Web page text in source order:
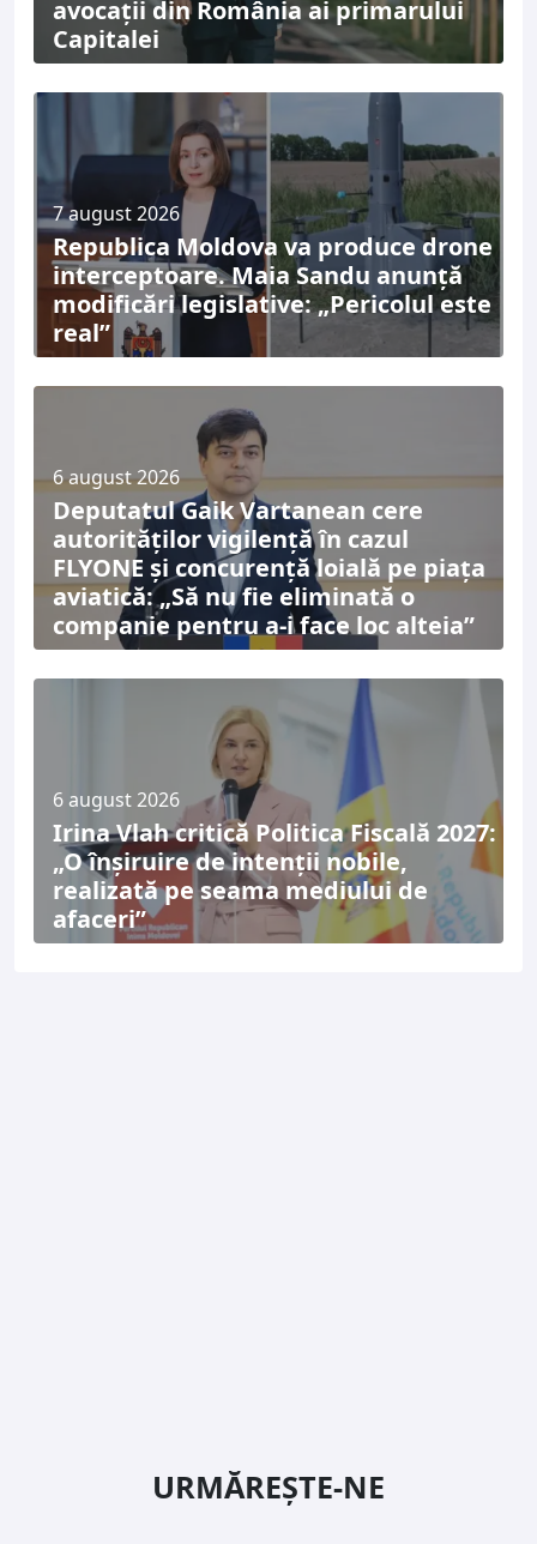
avocații din România ai primarului
Capitalei
7 august 2026
Republica Moldova va produce drone
interceptoare. Maia Sandu anunță
modificări legislative: „Pericolul este
real”
6 august 2026
Deputatul Gaik Vartanean cere
autorităților vigilență în cazul
FLYONE și concurență loială pe piața
aviatică: „Să nu fie eliminată o
companie pentru a-i face loc alteia”
6 august 2026
Irina Vlah critică Politica Fiscală 2027:
„O înșiruire de intenții nobile,
realizată pe seama mediului de
afaceri”
URMĂREȘTE-NE